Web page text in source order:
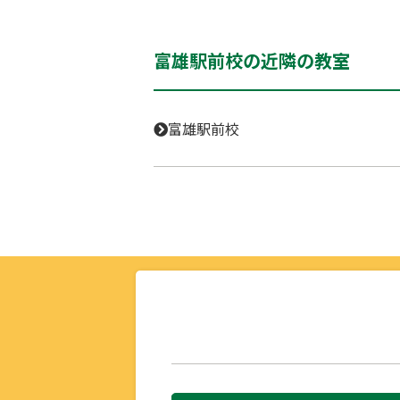
富雄駅前校の近隣の教室
富雄駅前校